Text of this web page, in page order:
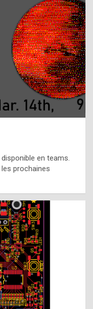
en teams.
prochaines